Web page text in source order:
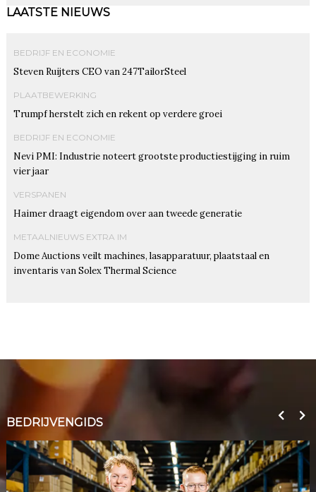
LAATSTE NIEUWS
BEDRIJF EN ECONOMIE
Steven Ruijters CEO van 247TailorSteel
PLAATBEWERKING
Trumpf herstelt zich en rekent op verdere groei
BEDRIJF EN ECONOMIE
Nevi PMI: Industrie noteert grootste productiestijging in ruim
vier jaar
VERSPANEN
Haimer draagt eigendom over aan tweede generatie
METAALNIEUWS EXTRA IM
Dome Auctions veilt machines, lasapparatuur, plaatstaal en
inventaris van Solex Thermal Science
BEDRIJVENGIDS